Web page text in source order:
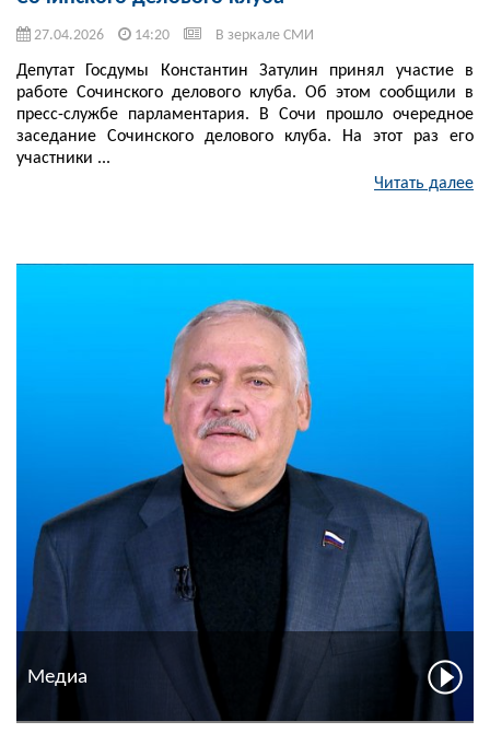
27.04.2026 14:20 В зеркале СМИ
Депутат Госдумы Константин Затулин принял участие в
работе Сочинского делового клуба. Об этом сообщили в
пресс-службе парламентария. В Сочи прошло очередное
заседание Сочинского делового клуба. На этот раз его
участники ...
Читать далее
Медиа